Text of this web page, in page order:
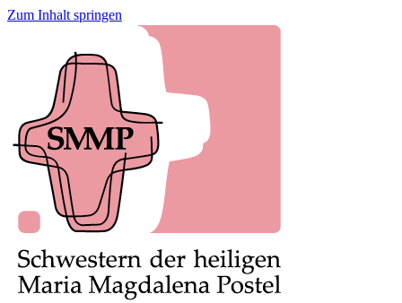
Zum Inhalt springen